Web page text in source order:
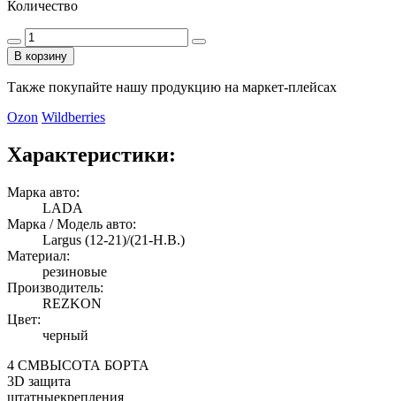
Количество
В корзину
Также покупайте нашу продукцию на маркет-плейсах
Ozon Wildberries
Характеристики:
Марка авто:
LADA
Марка / Модель авто:
Largus (12-21)/(21-Н.В.)
Материал:
резиновые
Производитель:
REZKON
Цвет:
черный
4 СМВЫСОТА БОРТА
3D защита
штатныекрепления